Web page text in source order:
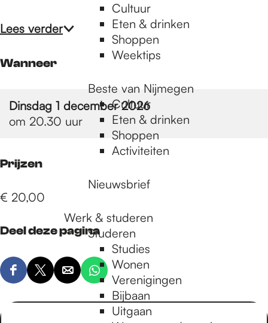
Cultuur
Eten & drinken
Shoppen
Weektips
Beste van Nijmegen
Cultuur
Eten & drinken
Shoppen
Activiteiten
Nieuwsbrief
Werk & studeren
Studeren
Studies
Wonen
Verenigingen
Bijbaan
Uitgaan
Lees verder
Wanneer
Dinsdag 1 december 2026
om 20.30 uur
Prijzen
€ 20,00
Deel deze pagina
D
e
D
e
D
e
D
e